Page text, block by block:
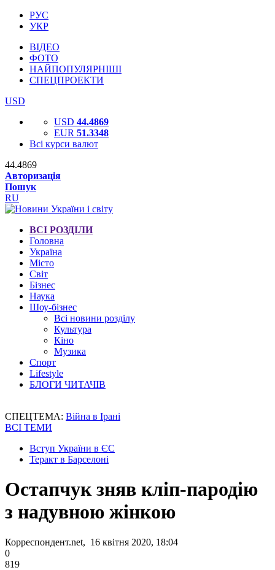
РУС
УКР
ВІДЕО
ФОТО
НАЙПОПУЛЯРНІШІ
СПЕЦПРОЕКТИ
USD
USD 44.4869
EUR 51.3348
Всі курси валют
44.4869
Авторизація
Пошук
RU
ВСІ РОЗДІЛИ
Головна
Україна
Місто
Світ
Бізнес
Наука
Шоу-бізнес
Всі новини розділу
Культура
Кіно
Музика
Спорт
Lifestyle
БЛОГИ ЧИТАЧІВ
СПЕЦТЕМА: Війна в Ірані
ВСІ ТЕМИ
Вступ України в ЄС
Теракт в Барселоні
Остапчук зняв кліп-пародію
з надувною жінкою
Корреспондент.net, 16 квітня 2020, 18:04
0
819